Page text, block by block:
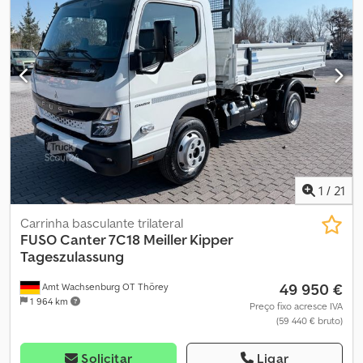
1 / 21
Amt Wachsenburg OT Thörey
1 964 km
Carrinha basculante trilateral
FUSOCanter 7C18 Meiller Kipper
Tageszulassung
49 950 €
Preço fixo acresce IVA
(59 440 € bruto)
Solicitar Ligar